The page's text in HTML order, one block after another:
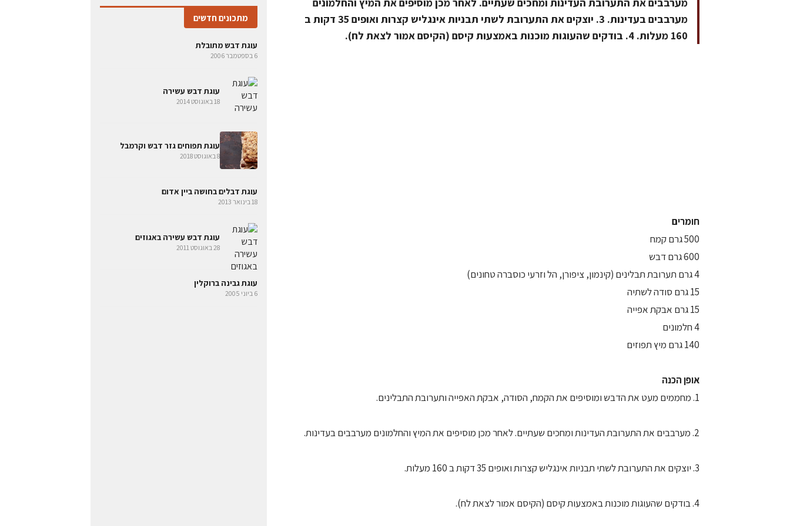
מערבבים בעדינות. 3. יוצקים את התערובת לשתי תבניות אינגליש קצרות ואופים 35 דקות ב
160 מעלות. 4. בודקים שהעוגות מוכנות באמצעות קיסם (הקיסם אמור לצאת לח).
חומרים
500 גרם קמח
600 גרם דבש
4 גרם תערובת תבלינים (קינמון, ציפורן, הל וזרעי כוסברה טחונים)
15 גרם סודה לשתיה
15 גרם אבקת אפייה
4 חלמונים
140 גרם מיץ תפוזים
אופן הכנה
1. מחממים מעט את הדבש ומוסיפים את הקמח, הסודה, אבקת האפייה ותערובת התבלינים.
2. מערבבים את התערובת העדינות ומחכים שעתיים. לאחר מכן מוסיפים את המיץ והחלמונים מערבבים בעדינות.
3. יוצקים את התערובת לשתי תבניות אינגליש קצרות ואופים 35 דקות ב 160 מעלות.
4. בודקים שהעוגות מוכנות באמצעות קיסם (הקיסם אמור לצאת לח).
מתכונים חדשים
עוגת דבש מתובלת
6 בספטמבר 2006
עוגת דבש עשירה
18 באוגוסט 2014
עוגת תפוחים גזר דבש וקרמבל
8 באוגוסט 2018
עוגת דבלים בחושה ביין אדום
18 בינואר 2013
עוגת דבש עשירה באגוזים
28 באוגוסט 2011
עוגת גבינה ברוקלין
6 ביוני 2005